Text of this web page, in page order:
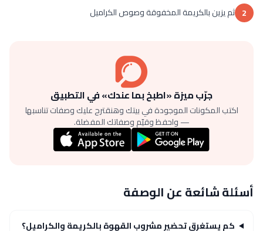
2 ثم يزين بالكريمة المخفوقة وصوص الكراميل
جرّب ميزة «اطبخ بما عندك» في التطبيق
اكتب المكونات الموجودة في بيتك وهنقترح عليك وصفات تناسبها
— واحفظ وقيّم وصفاتك المفضلة.
أسئلة شائعة عن الوصفة
كم يستغرق تحضير مشروب القهوة بالكريمة والكراميل؟